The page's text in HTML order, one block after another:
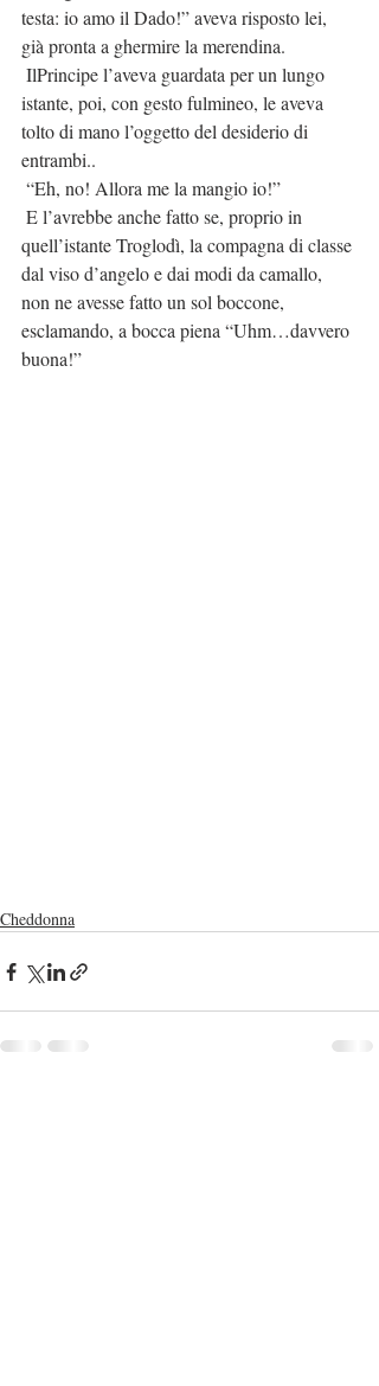
testa: io amo il Dado!” aveva risposto lei,
già pronta a ghermire la merendina.
istante, poi, con gesto fulmineo, le aveva
tolto di mano l’oggetto del desiderio di
entrambi..
“Eh, no! Allora me la mangio io!”
quell’istante Troglodì, la compagna di classe
dal viso d’angelo e dai modi da camallo,
non ne avesse fatto un sol boccone,
esclamando, a bocca piena “Uhm…davvero
buona!”
Cheddonna